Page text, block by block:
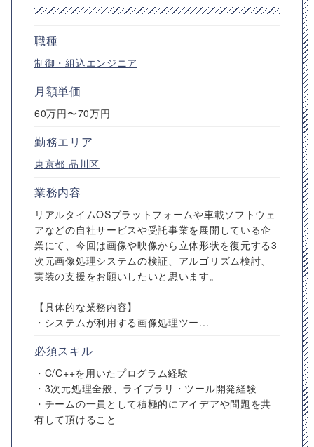
職種
制御・組込エンジニア
月額単価
60万円〜70万円
勤務エリア
東京都 品川区
業務内容
リアルタイムOSプラットフォームや車載ソフトウェ
アなどの自社サービスや受託事業を展開している企
業にて、今回は画像や映像から立体形状を復元する3
次元画像処理システムの検証、アルゴリズム検討、
実装の支援をお願いしたいと思います。
【具体的な業務内容】
・システムが利用する画像処理ツー...
必須スキル
・C/C++を用いたプログラム経験
・3次元処理全般、ライブラリ・ツール開発経験
・チームの一員として積極的にアイデアや問題を共
有して頂けること